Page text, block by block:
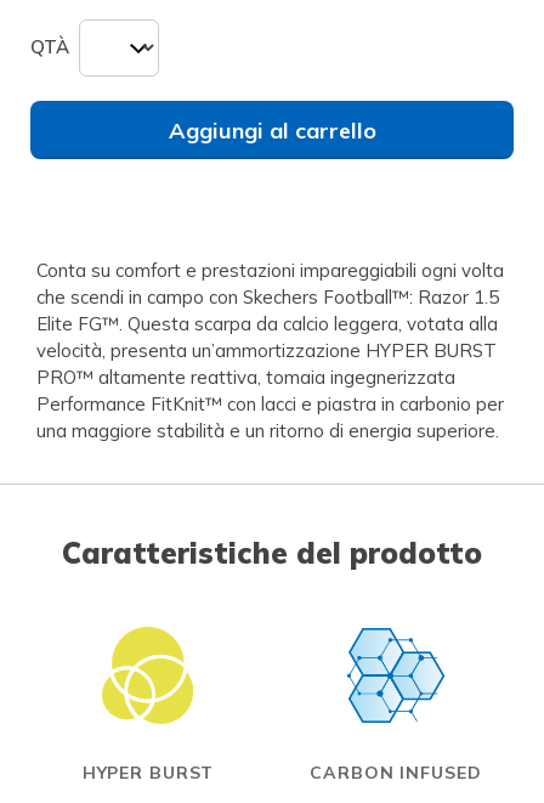
QTÀ
Aggiungi al carrello
Conta su comfort e prestazioni impareggiabili ogni volta
che scendi in campo con Skechers Football™: Razor 1.5
Elite FG™. Questa scarpa da calcio leggera, votata alla
velocità, presenta un’ammortizzazione HYPER BURST
PRO™ altamente reattiva, tomaia ingegnerizzata
Performance FitKnit™ con lacci e piastra in carbonio per
una maggiore stabilità e un ritorno di energia superiore.
Caratteristiche del prodotto
HYPER BURST CARBON INFUSED